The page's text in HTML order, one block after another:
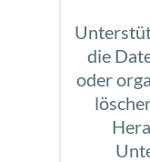
die
oder